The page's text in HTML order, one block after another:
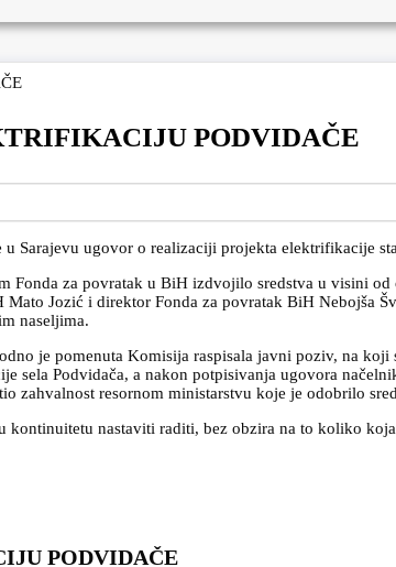
PODVIDAČE
Sarajevu ugovor o realizaciji projekta elektrifikacije
Fonda za povratak u BiH izdvojilo sredstva u visini
Jozić i direktor Fonda za povratak BiH Nebojša
naseljima.
je pomenuta Komisija raspisala javni poziv, na
sela Podvidača, a nakon potpisivanja ugovora
zahvalnost resornom ministarstvu koje je odobrilo
kontinuitetu nastaviti raditi, bez obzira na to koliko
PODVIDAČE